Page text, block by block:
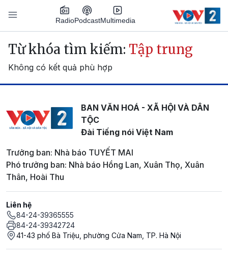
Nhảy đến nội dung
RadioPodcastMultimedia
Main navigation
Từ khóa tìm kiếm: Tập trung
Không có kết quả phù hợp
BAN VĂN HOÁ - XÃ HỘI VÀ DÂN
TỘC
Đài Tiếng nói Việt Nam
Trưởng ban: Nhà báo TUYẾT MAI
Phó trưởng ban: Nhà báo Hồng Lan, Xuân Thọ, Xuân
Thân, Hoài Thu
Liên hệ
84-24-39365555
84-24-39342724
41-43 phố Bà Triệu, phường Cửa Nam, TP. Hà Nội